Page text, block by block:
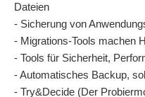
Dateien
- Sicherung von
- Migrations-Tools machen
- Tools für Sicherheit,
- Automatisches Backup,
- Try&Decide (Der